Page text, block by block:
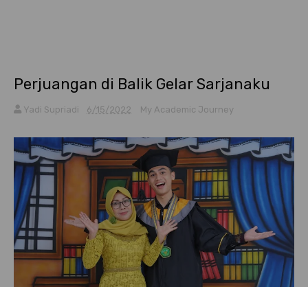
Perjuangan di Balik Gelar Sarjanaku
Yadi Supriadi 6/15/2022 My Academic Journey